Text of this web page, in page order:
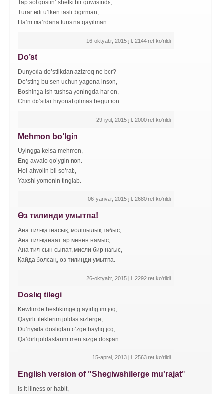
Tap sol qostın’ shetki bir quwısında,
Turar edi u’lken taslı digirman,
Ha’m ma’rdana turısına qayılman.
16-oktyabr, 2015 jıl. 2144 ret ko'rildi
Do’st
Dunyoda do’stlikdan azizroq ne bor?
Do’sting bu sen uchun yagona inson,
Boshinga ish tushsa yoningda har on,
Chin do’stlar hiyonat qilmas begumon.
29-iyul, 2015 jıl. 2000 ret ko'rildi
Mehmon bo’lgin
Uyingga kelsa mehmon,
Eng avvalo qo’ygin non.
Hol-ahvolin bil so’rab,
Yaxshi yomonin tinglab.
06-yanvar, 2015 jıl. 2680 ret ko'rildi
Өз тилинди умытпа!
Ана тил-қатнасық, молшылық табыс,
Ана тил-қанаат ар менен намыс,
Ана тил-сын сыпат, мисли бир нағыс,
Қайда болсаң, өз тилиңди умытпа.
26-oktyabr, 2015 jıl. 2292 ret ko'rildi
Doslıq tilegi
Kewlimde heshkimge g’ayırlıg’ım joq,
Qayırlı tileklerim joldas sizlerge,
Du’nyada doslıqtan o’zge baylıq joq,
Qa’dirli joldaslarım men sizge dospan.
15-aprel, 2013 jıl. 2563 ret ko'rildi
English version of "Shegiwshilerge mu'rajat"
Is it illness or habit,